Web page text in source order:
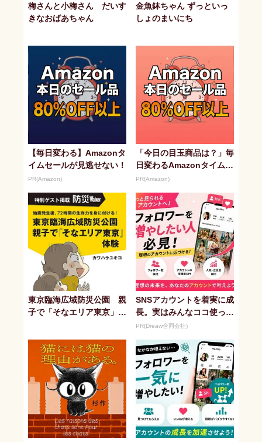
梅さんと小梅さん だいす
きなおばあちゃん
金魚鉢ちゃん ずっといっ
しょのまいにち
【毎日変わる】Amazonタ
イムセールが見逃せない！
PR(Amazon)
「今日の目玉商品は？」毎
日変わるAmazonタイムセ
ールが見逃せない
PR(Amazon)
東京臨海広域防災公園 親
子で「そなエリア東京」体
SNSアカウントを着実に成
長。実はみんなココ使って
ます。
PR(Dreaw合同会社)